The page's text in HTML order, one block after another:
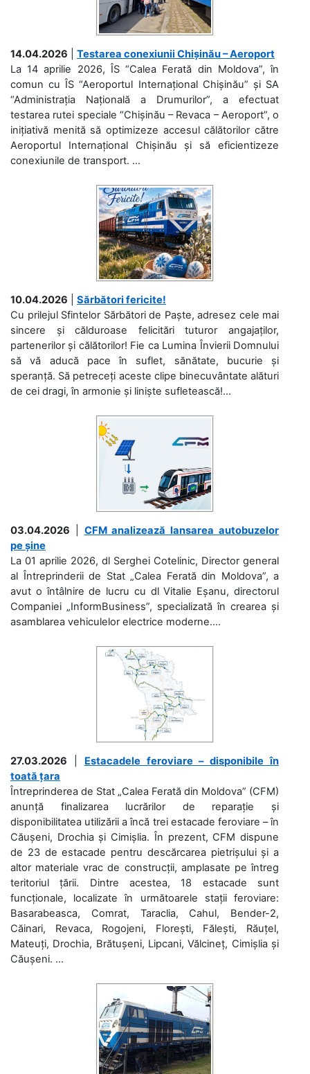
14.04.2026
Testarea conexiunii Chișinău – Aeroport
La 14 aprilie 2026, ÎS “Calea Ferată din Moldova”, în
comun cu ÎS “Aeroportul Internațional Chișinău” și SA
“Administrația Națională a Drumurilor”, a efectuat
testarea rutei speciale “Chișinău – Revaca – Aeroport”, o
inițiativă menită să optimizeze accesul călătorilor către
Aeroportul Internațional Chișinău și să eficientizeze
conexiunile de transport. ...
10.04.2026
Sărbători fericite!
Cu prilejul Sfintelor Sărbători de Paște, adresez cele mai
sincere și călduroase felicitări tuturor angajaților,
partenerilor și călătorilor! Fie ca Lumina Învierii Domnului
să vă aducă pace în suflet, sănătate, bucurie și
speranță. Să petreceți aceste clipe binecuvântate alături
de cei dragi, în armonie și liniște sufletească!...
03.04.2026
CFM analizează lansarea autobuzelor
pe șine
La 01 aprilie 2026, dl Serghei Cotelinic, Director general
al Întreprinderii de Stat „Calea Ferată din Moldova”, a
avut o întâlnire de lucru cu dl Vitalie Eșanu, directorul
Companiei „InformBusiness”, specializată în crearea și
asamblarea vehiculelor electrice moderne....
27.03.2026
Estacadele feroviare – disponibile în
toată țara
Întreprinderea de Stat „Calea Ferată din Moldova” (CFM)
anunță finalizarea lucrărilor de reparație și
disponibilitatea utilizării a încă trei estacade feroviare – în
Căușeni, Drochia și Cimișlia. În prezent, CFM dispune
de 23 de estacade pentru descărcarea pietrișului și a
altor materiale vrac de construcții, amplasate pe întreg
teritoriul țării. Dintre acestea, 18 estacade sunt
funcționale, localizate în următoarele stații feroviare:
Basarabeasca, Comrat, Taraclia, Cahul, Bender-2,
Căinari, Revaca, Rogojeni, Florești, Fălești, Răuțel,
Mateuți, Drochia, Brătușeni, Lipcani, Vălcineț, Cimișlia și
Căușeni. ...